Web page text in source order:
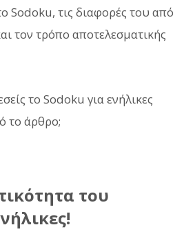
Sodoku, τις διαφορές του από
τον τρόπο αποτελεσματικής
το Sodoku για ενήλικες
το άρθρο;
του